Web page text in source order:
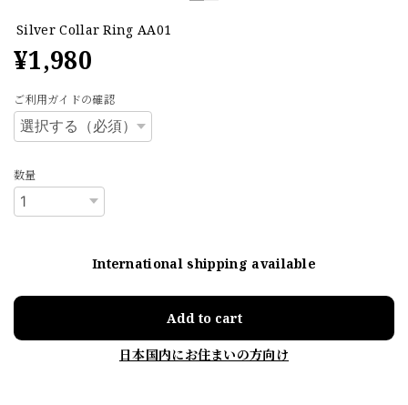
Silver Collar Ring AA01
¥1,980
ご利用ガイドの確認
数量
International shipping available
Add to cart
日本国内にお住まいの方向け